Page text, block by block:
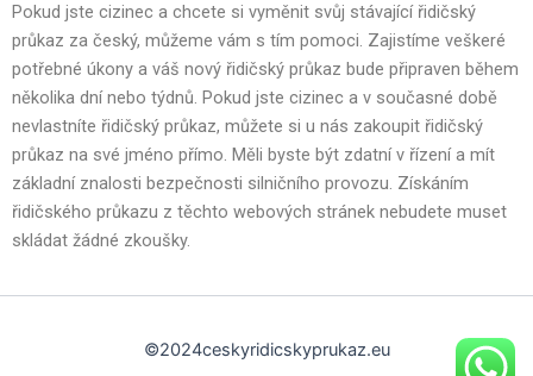
Pokud jste cizinec a chcete si vyměnit svůj stávající řidičský
průkaz za český, můžeme vám s tím pomoci. Zajistíme veškeré
potřebné úkony a váš nový řidičský průkaz bude připraven během
několika dní nebo týdnů. Pokud jste cizinec a v současné době
nevlastníte řidičský průkaz, můžete si u nás zakoupit řidičský
průkaz na své jméno přímo. Měli byste být zdatní v řízení a mít
základní znalosti bezpečnosti silničního provozu. Získáním
řidičského průkazu z těchto webových stránek nebudete muset
skládat žádné zkoušky.
©2024ceskyridicskyprukaz.eu